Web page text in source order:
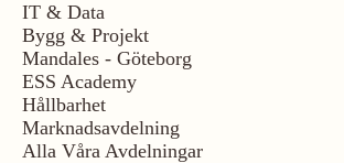
IT & Data
Bygg & Projekt
Mandales - Göteborg
ESS Academy
Hållbarhet
Marknadsavdelning
Alla Våra Avdelningar